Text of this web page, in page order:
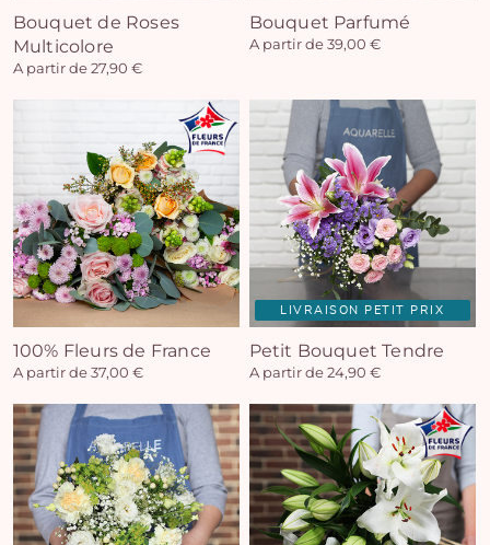
Bouquet de Roses
Multicolore
A partir de 27,90 €
Bouquet Parfumé
A partir de 39,00 €
100% Fleurs de France
A partir de 37,00 €
LIVRAISON PETIT PRIX
Petit Bouquet Tendre
A partir de 24,90 €